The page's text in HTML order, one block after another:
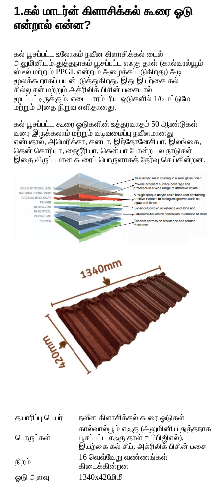
1.கல் மாடர்ன் கிளாசிக்கல் கூரை ஓடு
என்றால் என்ன?
கல் பூசப்பட்ட உலோகம் நவீன கிளாசிக்கல் டைல்
அலுமினியம்-துத்தநாகம் பூசப்பட்ட எஃகு தாள் (கால்வால்யூம்
ஸ்டீல் மற்றும் PPGL என்றும் அழைக்கப்படுகிறது) அடி
மூலக்கூறாகப் பயன்படுத்துகிறது, இது இயற்கை கல்
சில்லுகள் மற்றும் அக்ரிலிக் பிசின் பசையால்
மூடப்பட்டிருக்கும். எடை பாரம்பரிய ஓடுகளில் 1/6 மட்டுமே
மற்றும் அதை நிறுவ எளிதானது.
கல் பூசப்பட்ட கூரை ஓடுகளின் உத்தரவாதம் 50 ஆண்டுகள்
வரை இருக்கலாம் மற்றும் வடிவமைப்பு நவீனமானது
என்பதால், அமெரிக்கா, கனடா, இந்தோனேசியா, இலங்கை,
தென் கொரியா, நைஜீரியா, கென்யா போன்ற பல நாடுகள்
இதை விருப்பமான கூரைப் பொருளாகத் தேர்வு செய்கின்றன.
தயாரிப்பு பெயர் நவீன கிளாசிக்கல் கூரை ஓடுகள்
பொருட்கள்
கால்வால்யூம் எஃகு (அலுமினிய துத்தநாக
பூசப்பட்ட எஃகு தாள் = பிபிஜிஎல்),
இயற்கை கல் சிப், அக்ரிலிக் பிசின் பசை
நிறம்
16 வெவ்வேறு வண்ணங்கள்
கிடைக்கின்றன
ஓடு அளவு
1340x420மிமீ